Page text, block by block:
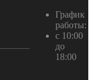
График
работы:
с 10:00
до
18:00